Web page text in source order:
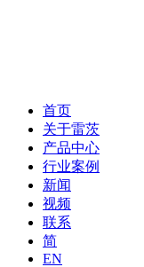
首页
关于雷茨
产品中心
行业案例
新闻
视频
联系
简
EN